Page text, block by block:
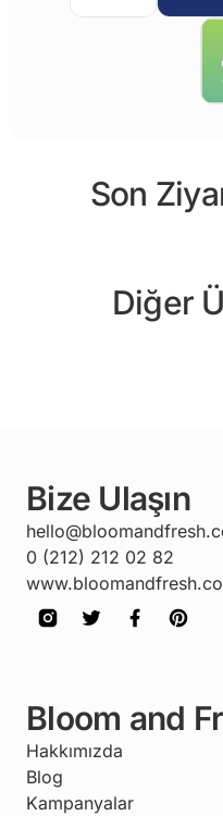
Son
Diğer
Bize Ulaşın
0 (212) 212 02 82
Bloom and
Hakkımızda
Blog
Kampanyalar